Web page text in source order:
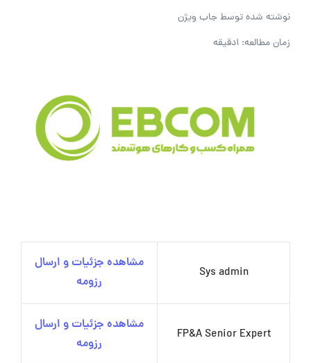
نوشته شده توسطجاب ویژن
زمان مطالعه: 1دقیقه
Sys admin
مشاهده جزئیات و ارسال
رزومه
FP&A Senior Expert
مشاهده جزئیات و ارسال
رزومه